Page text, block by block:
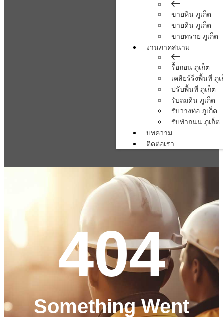
ขายหิน ภูเก็ต
ขายดิน ภูเก็ต
ขายทราย ภูเก็ต
งานภาคสนาม
รื้อถอน ภูเก็ต
เคลียร์ริ่งพื้นที่ ภู
ปรับพื้นที่ ภูเก็ต
รับถมดิน ภูเก็ต
รับวางท่อ ภูเก็ต
รับทำถนน ภูเก็ต
บทความ
ติดต่อเรา
404
Something Went